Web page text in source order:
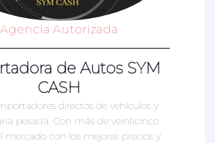
Agencia Autorizada
de Autos SYM
CASH
directos de vehículos y
pesada. Con más de veinticinco
mercado con los mejores precios y